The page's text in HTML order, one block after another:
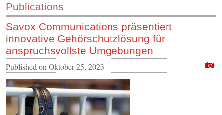
CONTACT US
INS MAIN WEBSITE
ABOUT US
Publications
Savox Communications präsentiert
innovative Gehörschutzlösung für
anspruchsvollste Umgebungen
Published on Oktober 25, 2023